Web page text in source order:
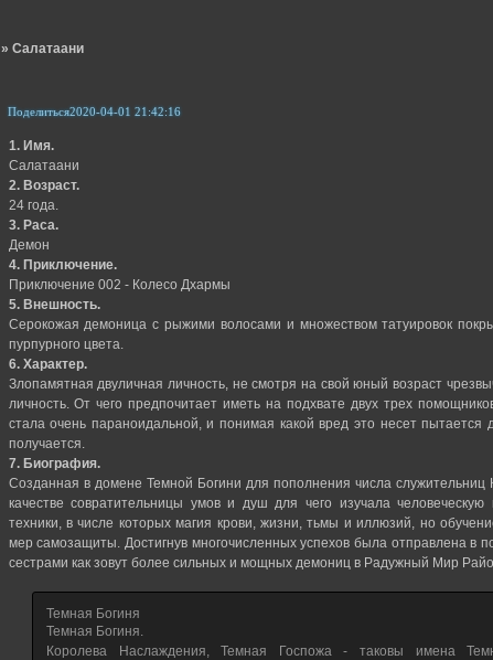
» Салатаани
Поделиться2020-04-01 21:42:16
1. Имя.
Салатаани
2. Возраст.
24 года.
3. Раса.
Демон
4. Приключение.
Приключение 002 - Колесо Дхармы
5. Внешность.
Серокожая демоница с рыжими волосами и множеством татуировок
пурпурного цвета.
6. Характер.
Злопамятная двуличная личность, не смотря на свой юный возраст
личность. От чего предпочитает иметь на подхвате двух трех
стала очень параноидальной, и понимая какой вред это несет пытается
получается.
7. Биография.
Созданная в домене Темной Богини для пополнения числа служительниц
качестве совратительницы умов и душ для чего изучала
техники, в числе которых магия крови, жизни, тьмы и иллюзий, но
мер самозащиты. Достигнув многочисленных успехов была отправлена в
сестрами как зовут более сильных и мощных демониц в Радужный Мир
Темная Богиня
Темная Богиня.
Королева Наслаждения, Темная Госпожа - таковы имена